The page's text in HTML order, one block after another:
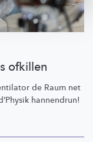
ofkillen
de Raum net
hannendrun!